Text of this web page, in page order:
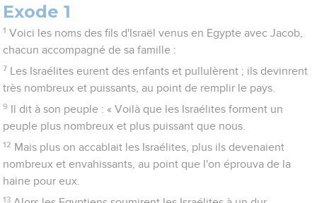
Exode 1
1 Voici les noms des fils d'Israël venus en Egypte avec Jacob,
chacun accompagné de sa famille :
7
Les Israélites eurent des enfants et pullulèrent ; ils devinrent
très nombreux et puissants, au point de remplir le pays.
9
Il dit à son peuple : « Voilà que les Israélites forment un
peuple plus nombreux et plus puissant que nous.
12 Mais plus on accablait les Israélites, plus ils devenaient
nombreux et envahissants, au point que l'on éprouva de la
haine pour eux.
13